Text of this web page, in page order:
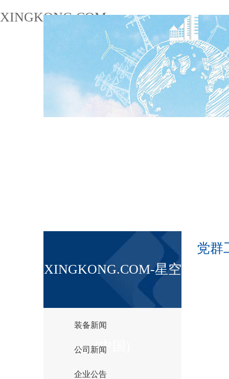
XINGKONG.COM
XINGKONG.COM-星空
(中国)
装备新闻
公司新闻
企业公告
党群